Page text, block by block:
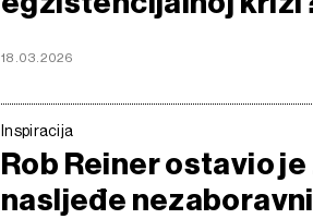
18.03.2026
Inspiracija
Rob Reiner ostavio
nasljeđe